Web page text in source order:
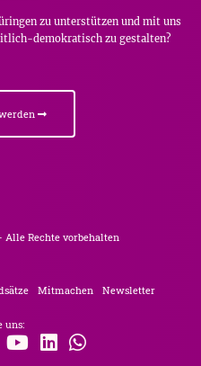
zu unterstützen und mit uns
demokratisch zu gestalten?
Rechte vorbehalten
Mitmachen Newsletter
uns: